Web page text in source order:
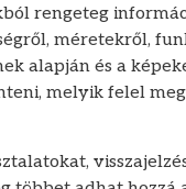
rengeteg
méretekről,
alapján és a
melyik felel